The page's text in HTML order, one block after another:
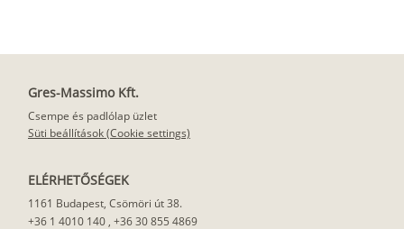
Gres-Massimo Kft.
Csempe és padlólap üzlet
Süti beállítások (Cookie settings)
ELÉRHETŐSÉGEK
1161 Budapest, Csömöri út 38.
+36 1 4010 140 , +36 30 855 4869